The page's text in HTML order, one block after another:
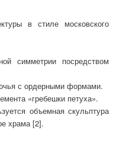
в стиле московского
симметрии посредством
с ордерными формами.
«гребешки петуха».
объемная скульптура
храма [2].